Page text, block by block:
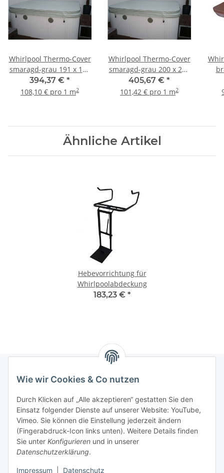
Wie wir Cookies & Co nutzen
Durch Klicken auf „Alle akzeptieren“ gestatten Sie den
Einsatz folgender Dienste auf unserer Website: YouTube,
Vimeo. Sie können die Einstellung jederzeit ändern
(Fingerabdruck-Icon links unten). Weitere Details finden
Sie unter Konfigurieren und in unserer
Datenschutzerklärung.
Impressum Datenschutz
Whirlpool Thermo-Cover
smaragd-grau 191 x 191
cm
394,37 € *
108,10 € pro 1 m2
Whirlpool Thermo-Cover
smaragd-grau 200 x 200
cm
405,67 € *
101,42 € pro 1 m2
Ähnliche Artikel
Hebevorrichtung für
Whirlpoolabdeckung
183,23 € *
Gesetzliche Informationen
Starke Marken